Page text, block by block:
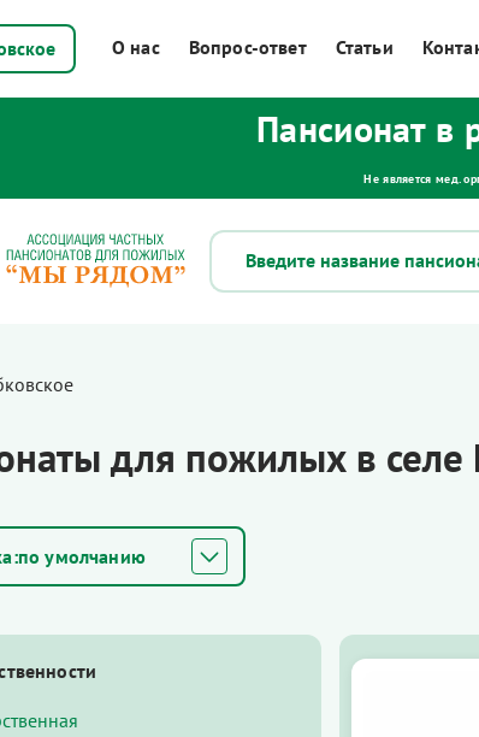
О нас Вопрос-ответ Статьи
Пансионат в
Не является мед.
для пожилых в селе
по умолчанию